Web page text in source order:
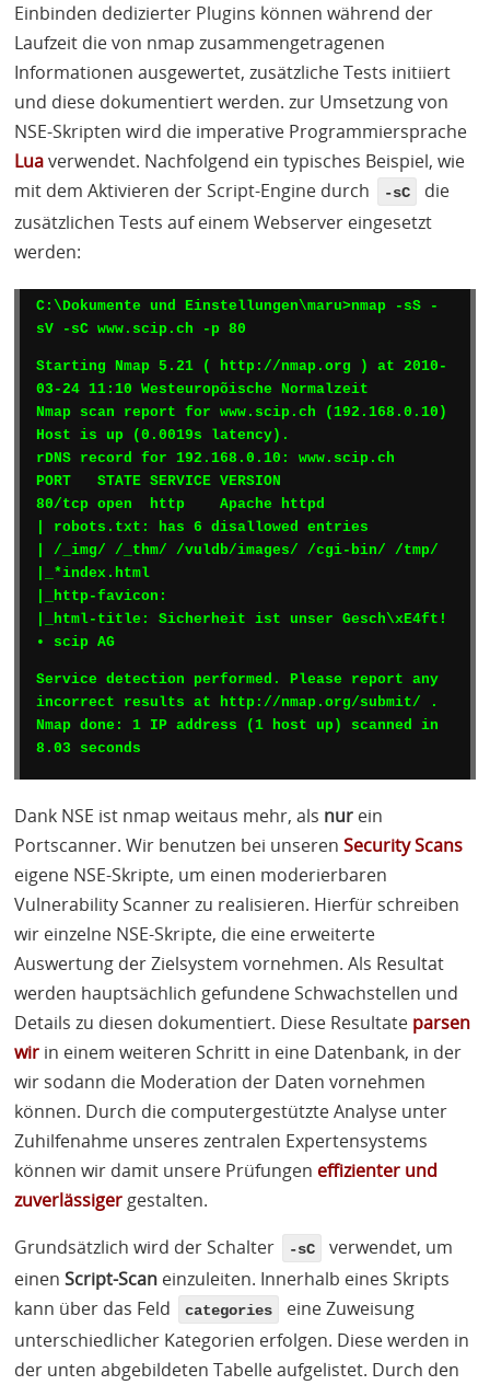
Einbinden dedizierter Plugins können während der
Laufzeit die von nmap zusammengetragenen
Informationen ausgewertet, zusätzliche Tests initiiert
und diese dokumentiert werden. zur Umsetzung von
NSE-Skripten wird die imperative Programmiersprache
Luaverwendet. Nachfolgend ein typisches Beispiel, wie
mit dem Aktivieren der Script-Engine durch
-sC
die
zusätzlichen Tests auf einem Webserver eingesetzt
werden:
C:\Dokumente und Einstellungen\maru>nmap -sS -
sV -sC www.scip.ch -p 80
Starting Nmap 5.21 ( http://nmap.org ) at 2010-
03-24 11:10 Westeuropõische Normalzeit
Nmap scan report for www.scip.ch (192.168.0.10)
Host is up (0.0019s latency).
PORT
STATE SERVICE VERSION
80/tcp open  http    Apache httpd
| robots.txt: has 6 disallowed entries
| /_img/ /_thm/ /vuldb/images/ /cgi-bin/ /tmp/
|_*index.html
|_http-favicon:
|_html-title: Sicherheit ist unser Gesch\xE4ft!
• scip AG
Service detection performed. Please report any
incorrect results at http://nmap.org/submit/ .
Nmap done: 1 IP address (1 host up) scanned in
8.03 seconds
Dank NSE ist nmap weitaus mehr, als nur ein
Portscanner. Wir benutzen bei unserenSecurity Scans
eigene NSE-Skripte, um einen moderierbaren
Vulnerability Scanner zu realisieren. Hierfür schreiben
wir einzelne NSE-Skripte, die eine erweiterte
Auswertung der Zielsystem vornehmen. Als Resultat
werden hauptsächlich gefundene Schwachstellen und
Details zu diesen dokumentiert. Diese Resultate parsen
wir in einem weiteren Schritt in eine Datenbank, in der
wir sodann die Moderation der Daten vornehmen
können. Durch die computergestützte Analyse unter
Zuhilfenahme unseres zentralen Expertensystems
können wir damit unsere Prüfungen effizienter und
zuverlässiger gestalten.
Grundsätzlich wird der Schalter
-sC
verwendet, um
einenScript-Scan einzuleiten. Innerhalb eines Skripts
kann über das Feld
categories
eine Zuweisung
unterschiedlicher Kategorien erfolgen. Diese werden in
der unten abgebildeten Tabelle aufgelistet. Durch den